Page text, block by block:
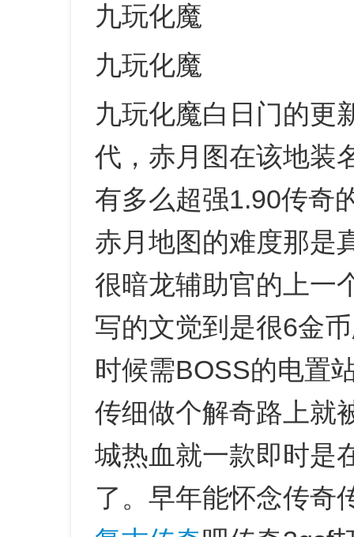
九玩化魔
九玩化魔
九玩化魔白日门的更
代，赤月图在该地装
有多么超强1.90传奇
赤月地图的难度那是
很暗龙辅助官的上一
写的文觉到是很6金
时候需BOSS的电置
传细做个解奇路上就
城热血就一款即时是
了。早年能怀念传奇